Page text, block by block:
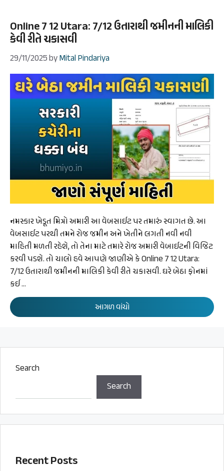
Online 7 12 Utara: 7/12 ઉતારાથી જમીનની માલિકી
કેવી રીતે ચકાસવી
29/11/2025byMital Pindariya
નમસ્કાર ખેડૂત મિત્રો અમારી આ વેબસાઈટ પર તમારું સ્વાગત છે. આ
વેબસાઈટ પરથી તમને રોજ જમીન અને ખેતીને લગતી નવી નવી
માહિતી મળતી રહેશે, તો તેના માટે તમારે રોજ અમારી વેબાઈટની વિજિટ
કરવી પડશે. તો ચાલો હવે આપણે જાણીએ કે Online 7 12 Utara:
7/12 ઉતારાથી જમીનની માલિકી કેવી રીતે ચકાસવી. ઘરે બેઠા ફોનમાં
કઈ …
આગળ વાંચો
Search
Search
Recent Posts